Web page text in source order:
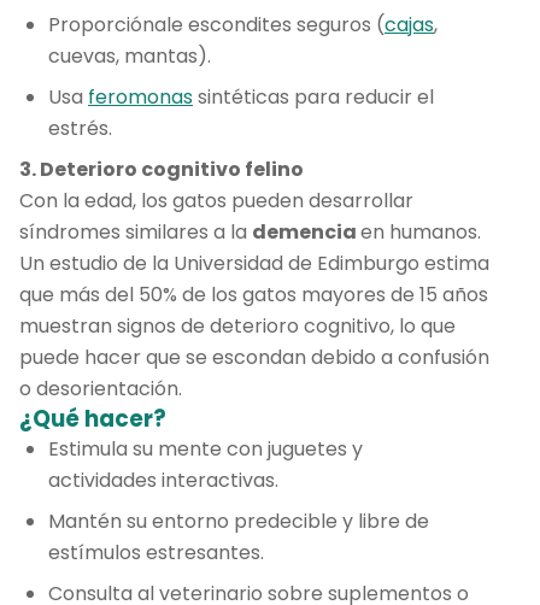
Proporciónale escondites seguros (cajas,
cuevas, mantas).
Usa feromonassintéticas para reducir el
estrés.
3. Deterioro cognitivo felino
Con la edad, los gatos pueden desarrollar
síndromes similares a la demenciaen humanos.
Un estudio de la Universidad de Edimburgo estima
que más del 50% de los gatos mayores de 15 años
muestran signos de deterioro cognitivo, lo que
puede hacer que se escondan debido a confusión
o desorientación.
¿Qué hacer?
Estimula su mente con juguetes y
actividades interactivas.
Mantén su entorno predecible y libre de
estímulos estresantes.
Consulta al veterinario sobre suplementos o